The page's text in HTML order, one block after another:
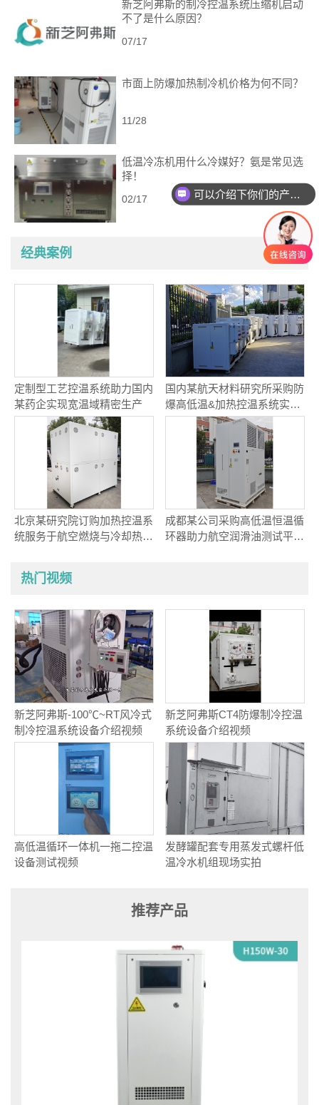
新芝阿弗斯的制冷控温系统压缩机启动
不了是什么原因？
07/17
市面上防爆加热制冷机价格为何不同？
11/28
低温冷冻机用什么冷媒好？氨是常见选
择！
02/17
经典案例
定制型工艺控温系统助力国内
某药企实现宽温域精密生产
国内某航天材料研究所采购防
爆高低温&加热控温系统实现
航天材料精准温控
北京某研究院订购加热控温系
统服务于航空燃烧与冷却热耦
成都某公司采购高低温恒温循
环器助力航空润滑油测试平台
热门视频
新芝阿弗斯-100℃~RT风冷式
制冷控温系统设备介绍视频
新芝阿弗斯CT4防爆制冷控温
系统设备介绍视频
高低温循环一体机一拖二控温
设备测试视频
发酵罐配套专用蒸发式螺杆低
温冷水机组现场实拍
推荐产品